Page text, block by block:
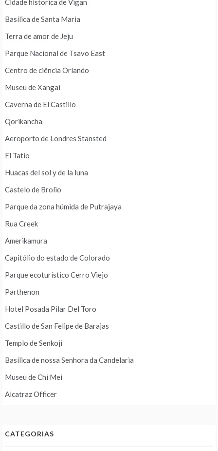
Cidade histórica de Vigan
Basílica de Santa Maria
Terra de amor de Jeju
Parque Nacional de Tsavo East
Centro de ciência Orlando
Museu de Xangai
Caverna de El Castillo
Qorikancha
Aeroporto de Londres Stansted
El Tatio
Huacas del sol y de la luna
Castelo de Brolio
Parque da zona húmida de Putrajaya
Rua Creek
Amerikamura
Capitólio do estado de Colorado
Parque ecoturístico Cerro Viejo
Parthenon
Hotel Posada Pilar Del Toro
Castillo de San Felipe de Barajas
Templo de Senkoji
Basílica de nossa Senhora da Candelaria
Museu de Chi Mei
Alcatraz Officer
CATEGORIAS